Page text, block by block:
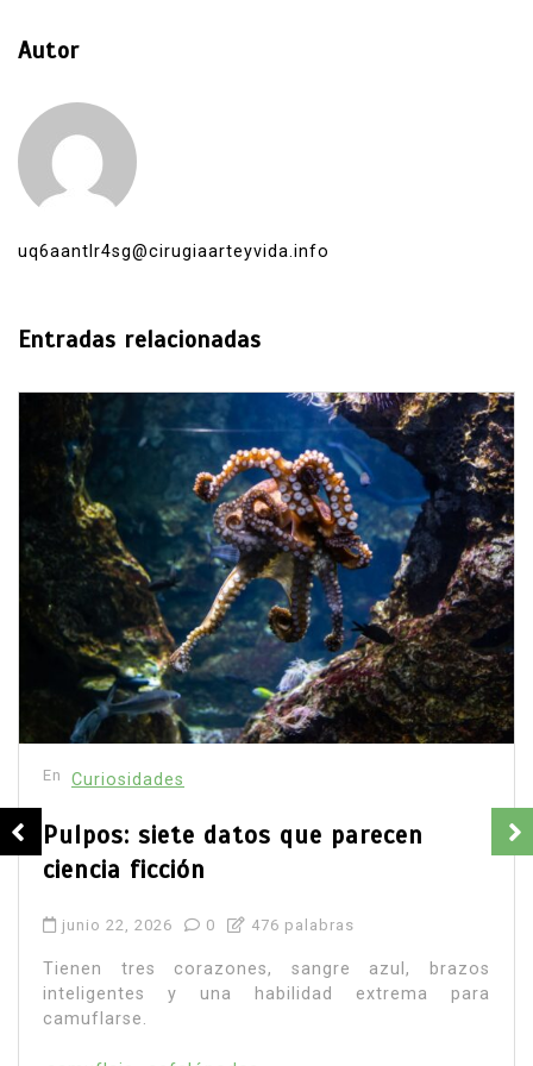
Autor
uq6aantlr4sg@cirugiaarteyvida.info
Entradas relacionadas
En Curiosidades
Borrador automático
Cuando una planta es atacada, libera moléculas al
aire que alertan a sus vecinas. La ciencia ya logró
ver ese mensaje.
biosensores calcio plantas